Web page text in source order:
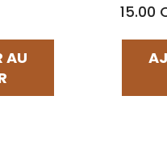
AU
15.00